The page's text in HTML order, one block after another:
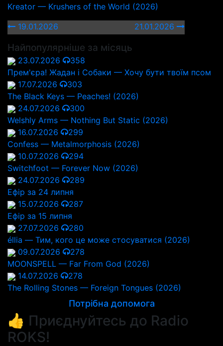
Kreator — Krushers of the World (2026)
19.01.2026
21.01.2026
Найпопулярніше за місяць
23.07.2026
358
Прем'єра! Жадан і Собаки — Хочу бути твоїм псом
17.07.2026
303
The Black Keys — Peaches! (2026)
24.07.2026
300
Welshly Arms — Nothing But Static (2026)
16.07.2026
299
Confess — Metalmorphosis (2026)
10.07.2026
294
Switchfoot — Forever Now (2026)
24.07.2026
289
Ефір за 24 липня
15.07.2026
287
Ефір за 15 липня
27.07.2026
280
éllia — Тим, кого це може стосуватися (2026)
09.07.2026
278
MOONSPELL — Far From God (2026)
14.07.2026
278
The Rolling Stones — Foreign Tongues (2026)
Потрібна допомога
👍 Приєднуйтесь до Radio
ROKS!